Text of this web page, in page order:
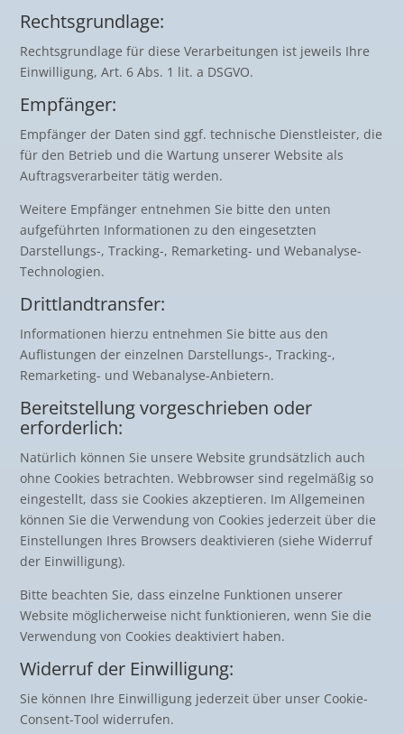
Rechtsgrundlage:
Rechtsgrundlage für diese Verarbeitungen ist jeweils Ihre
Einwilligung, Art. 6 Abs. 1 lit. a DSGVO.
Empfänger:
Empfänger der Daten sind ggf. technische Dienstleister, die
für den Betrieb und die Wartung unserer Website als
Auftragsverarbeiter tätig werden.
Weitere Empfänger entnehmen Sie bitte den unten
aufgeführten Informationen zu den eingesetzten
Darstellungs-, Tracking-, Remarketing- und Webanalyse-
Technologien.
Drittlandtransfer:
Informationen hierzu entnehmen Sie bitte aus den
Auflistungen der einzelnen Darstellungs-, Tracking-,
Remarketing- und Webanalyse-Anbietern.
Bereitstellung vorgeschrieben oder
erforderlich:
Natürlich können Sie unsere Website grundsätzlich auch
ohne Cookies betrachten. Webbrowser sind regelmäßig so
eingestellt, dass sie Cookies akzeptieren. Im Allgemeinen
können Sie die Verwendung von Cookies jederzeit über die
Einstellungen Ihres Browsers deaktivieren (siehe Widerruf
der Einwilligung).
Bitte beachten Sie, dass einzelne Funktionen unserer
Website möglicherweise nicht funktionieren, wenn Sie die
Verwendung von Cookies deaktiviert haben.
Widerruf der Einwilligung:
Sie können Ihre Einwilligung jederzeit über unser Cookie-
Consent-Tool widerrufen.